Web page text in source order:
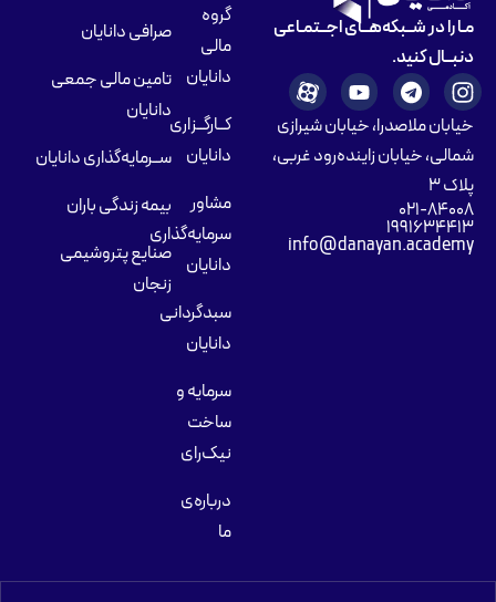
مـا را در شــبکه‌هــای اجــتمـاعی
دنبــال کنید.
خیابان ملاصدرا، خیابان شیرازی
شمالی، خیابان زاینده‌رود غربی،
پلاک ۳
۰۲۱-۸۴۰۰۸
۱۹۹۱۶۳۴۴۱۳
info@danayan.academy
گروه
مالی
دانایان
کــارگــزاری
دانایان
مشاور
سرمایه‌گذاری
دانایان
سبدگردانی
دانایان
سرمایه و
ساخت
نیک‌رای
درباره‌ی
ما
صرافی دانایان
تامین مالی جمعی
دانایان
ســرمایه‌گذاری دانایان
بیمه زندگی باران
صنایع پتروشیمی
زنجان